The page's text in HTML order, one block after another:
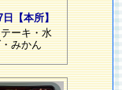
日【本所】
ーキ・水
みかん